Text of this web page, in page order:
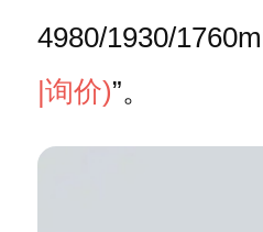
4980/1930/
|询价)”。